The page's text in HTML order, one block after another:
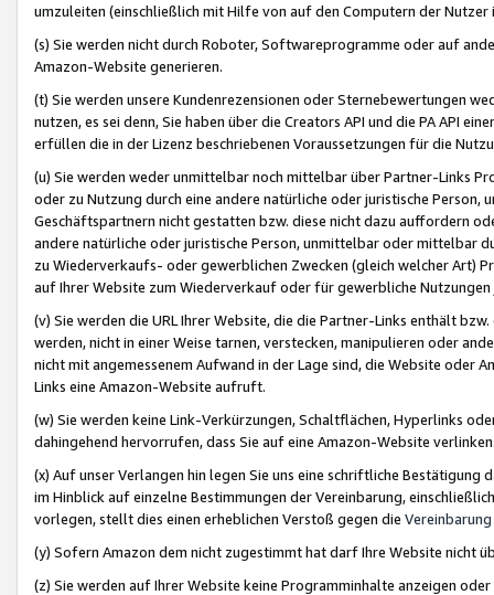
umzuleiten (einschließlich mit Hilfe von auf den Computern der
(s) Sie werden nicht durch Roboter, Softwareprogramme oder auf
Amazon-Website generieren.
(t) Sie werden unsere Kundenrezensionen oder Sternebewertungen
nutzen, es sei denn, Sie haben über die Creators API und die PA API
erfüllen die in der Lizenz beschriebenen Voraussetzungen für die
(u) Sie werden weder unmittelbar noch mittelbar über Partner-Links
oder zu Nutzung durch eine andere natürliche oder juristische
Geschäftspartnern nicht gestatten bzw. diese nicht dazu auffordern
andere natürliche oder juristische Person, unmittelbar oder mittelbar
zu Wiederverkaufs- oder gewerblichen Zwecken (gleich welcher Art)
auf Ihrer Website zum Wiederverkauf oder für gewerbliche
(v) Sie werden die URL Ihrer Website, die die Partner-Links enthält
werden, nicht in einer Weise tarnen, verstecken, manipulieren oder
nicht mit angemessenem Aufwand in der Lage sind, die Website oder
Links eine Amazon-Website aufruft.
(w) Sie werden keine Link-Verkürzungen, Schaltflächen, Hyperlinks
dahingehend hervorrufen, dass Sie auf eine Amazon-Website
(x) Auf unser Verlangen hin legen Sie uns eine schriftliche
im Hinblick auf einzelne Bestimmungen der Vereinbarung,
vorlegen, stellt dies einen erheblichen Verstoß gegen die Vereinbarung
(y) Sofern Amazon dem nicht zugestimmt hat darf Ihre Website nicht
(z) Sie werden auf Ihrer Website keine Programminhalte anzeigen